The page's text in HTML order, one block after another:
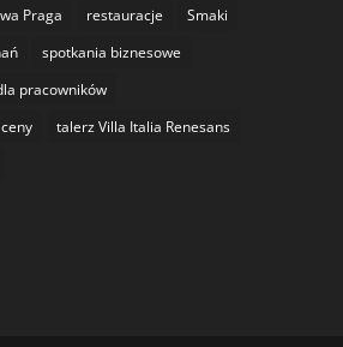
Praga
restauracje
Smaki
spotkania biznesowe
pracowników
talerz Villa Italia Renesans